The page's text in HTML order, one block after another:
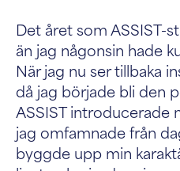
Det året som ASSIST-
än jag någonsin hade
När jag nu ser tillbaka
då jag började bli den
ASSIST introducerade
jag omfamnade från
byggde upp min